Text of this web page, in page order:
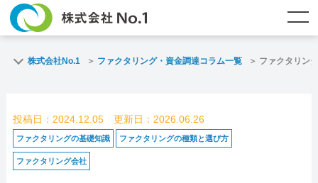
ファクタリングとは？
よくある質問 ファクタリング・資金調達コラム
企業情報
株式会社No.1 ファクタリング・資金調達コラム一覧 ファクタリン
投稿日：2024.12.05 更新日：2026.06.26
ファクタリングの基礎知識 ファクタリングの種類と選び方
ファクタリング会社